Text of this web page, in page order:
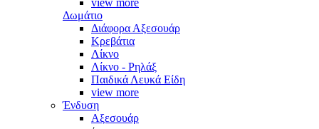
view more
Δωμάτιο
Διάφορα Αξεσουάρ
Κρεβάτια
Λίκνο
Λίκνο - Ρηλάξ
Παιδικά Λευκά Είδη
view more
Ένδυση
Αξεσουάρ